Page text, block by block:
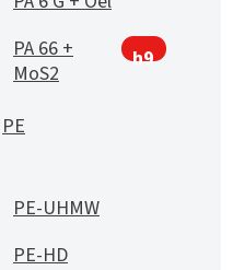
PA 66 +
MoS2
h9
PE
PE-UHMW
PE-HD